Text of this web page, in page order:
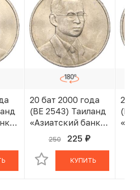
20 бат 2000 года
(BE 2543) Таиланд
«Азиатский банк
развития»
250 225 руб.
В КОРЗИНЕ
КУПИТЬ
20
(BE